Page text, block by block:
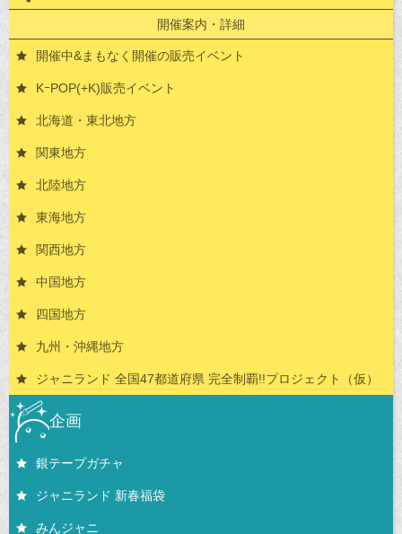
開催案内・詳細
開催中&まもなく開催の販売イベント
KｰPOP(+K)販売イベント
北海道・東北地方
関東地方
北陸地方
東海地方
関西地方
中国地方
四国地方
九州・沖縄地方
ジャニランド 全国47都道府県 完全制覇!!プロジェクト（仮）
企画
銀テープガチャ
ジャニランド 新春福袋
みんジャニ